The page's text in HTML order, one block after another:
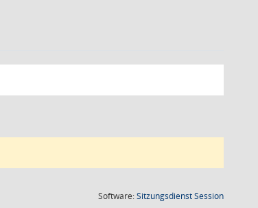
Software:SitzungsdienstSession(Wird in